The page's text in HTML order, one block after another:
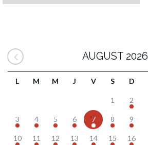
AUGUST 2026
L M M J V S D
1 2
3 4 5 6 7 8 9
10 11 12 13 14 15 16